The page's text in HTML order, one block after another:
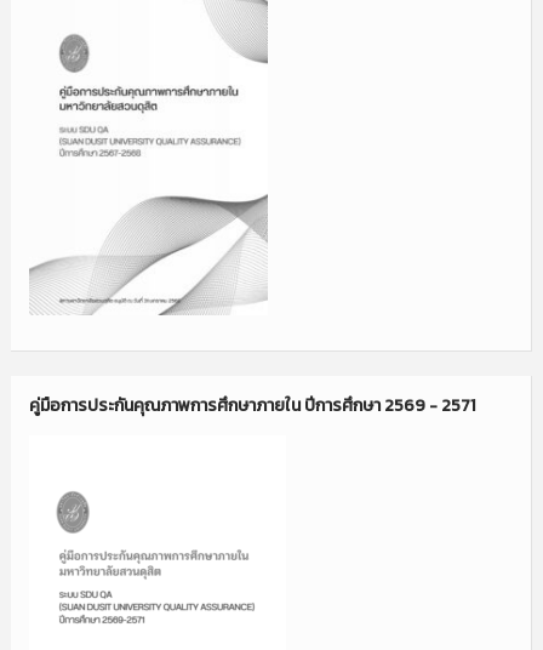
คู่มือการประกันคุณภาพการศึกษาภายใน ปีการศึกษา 2569 - 2571